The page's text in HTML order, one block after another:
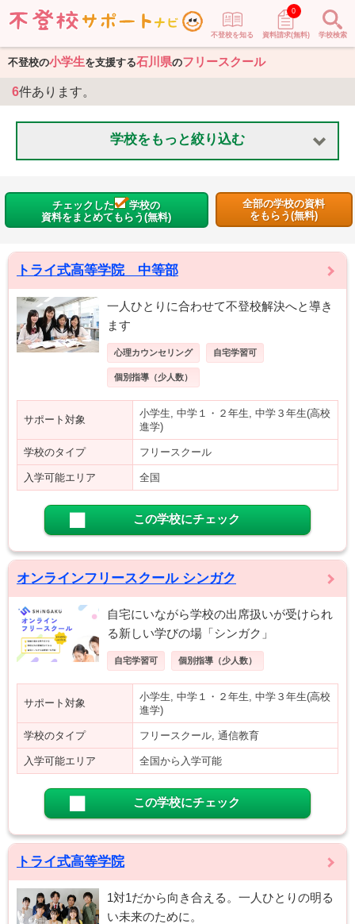
不登校を知る 資料請求(無料)
0
学校検索
不登校の小学生を支援する石川県のフリースクール
6件あります。
学校をもっと絞り込む
チェックした
学校の
資料をまとめてもらう(無料)
全部の学校の資料
をもらう(無料)
トライ式高等学院 中等部
一人ひとりに合わせて不登校解決へと導き
ます
心理カウンセリング 自宅学習可
個別指導（少人数）
サポート対象
小学生, 中学１・２年生, 中学３年生(高校
進学)
学校のタイプ フリースクール
入学可能エリア 全国
この学校にチェック
オンラインフリースクール シンガク
自宅にいながら学校の出席扱いが受けられ
る新しい学びの場「シンガク」
自宅学習可 個別指導（少人数）
サポート対象
小学生, 中学１・２年生, 中学３年生(高校
進学)
学校のタイプ フリースクール, 通信教育
入学可能エリア 全国から入学可能
この学校にチェック
トライ式高等学院
1対1だから向き合える。一人ひとりの明る
い未来のために。